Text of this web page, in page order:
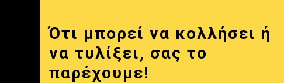
Ότι μπορεί να κολλήσει ή
να τυλίξει, σας το
παρέχουμε!